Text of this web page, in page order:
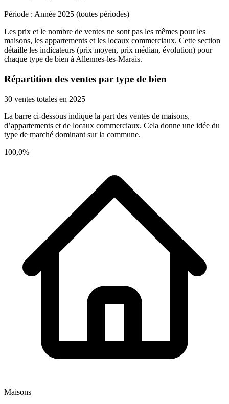
Période : Année 2025 (toutes périodes)
Les prix et le nombre de ventes ne sont pas les mêmes pour les
maisons, les appartements et les locaux commerciaux. Cette section
détaille les indicateurs (prix moyen, prix médian, évolution) pour
chaque type de bien à Allennes-les-Marais.
Répartition des ventes par type de bien
30 ventes totales en 2025
La barre ci-dessous indique la part des ventes de maisons,
d’appartements et de locaux commerciaux. Cela donne une idée du
type de marché dominant sur la commune.
100,0%
Maisons